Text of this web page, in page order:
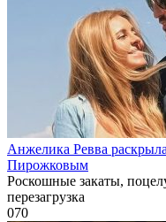
Анжелика Ревва
Пирожковым
Роскошные закаты,
перезагрузка
070